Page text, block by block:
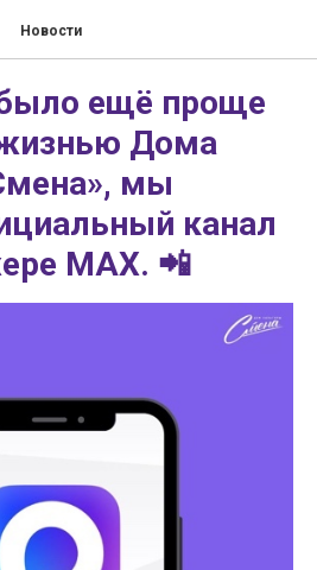
Новости
ещё проще
Дома
мы
канал
MAX. 📲